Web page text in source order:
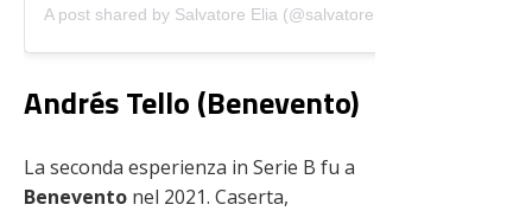
Andrés Tello (Benevento)
La seconda esperienza in Serie B fu a
Benevento nel 2021. Caserta,